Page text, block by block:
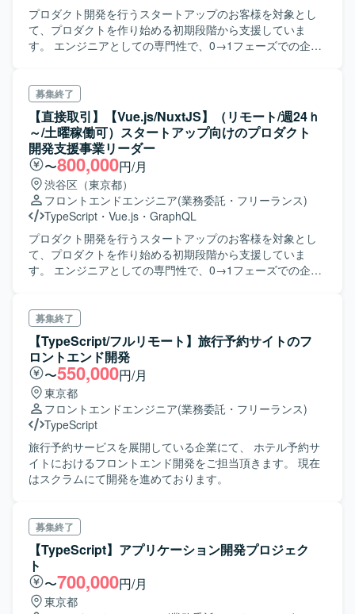
プロダクト開発を行うスタートアップのお客様を対象とし
て、プロダクトを作り始める初期段階から支援していま
す。 エンジニアとしての専門性で、0→1フェーズでの企
まで総合的にエンジニアリングを支援しています。 基本的
にはフロントエンドの設計～開発に携わりますが、スキル
やキャリアを鑑みてサーバサイドやインフラなど、領域を
広げてプロダクト開発に必要な種々の業務を遂行していた
だきます。
募集終了
【直接取引】【Vue.js/NuxtJS】（リモート/週24ｈ
～/土曜稼働可）スタートアップ向けのプロダクト
開発支援事業リーダー
〜800,000円/月
渋谷区（東京都）
フロントエンドエンジニア(業務委託・フリーランス)
TypeScript ・ Vue.js ・ GraphQL
プロダクト開発を行うスタートアップのお客様を対象とし
て、プロダクトを作り始める初期段階から支援していま
す。 エンジニアとしての専門性で、0→1フェーズでの企
まで総合的にエンジニアリングを支援しています。 複数人
のエンジニアで開発チームを組成し、チームリーダーとし
てチーム開発の進行に責任を持っていただきます。また、
ご自身でもコードを書き、プロジェクトの進行に貢献して
いただきます。
募集終了
【TypeScript/フルリモート】旅行予約サイトのフ
ロントエンド開発
〜550,000円/月
東京都
フロントエンドエンジニア(業務委託・フリーランス)
TypeScript
旅行予約サービスを展開している企業にて、 ホテル予約サ
イトにおけるフロントエンド開発をご担当頂きます。 現在
はスクラムにて開発を進めております。
募集終了
【TypeScript】アプリケーション開発プロジェク
ト
〜700,000円/月
東京都